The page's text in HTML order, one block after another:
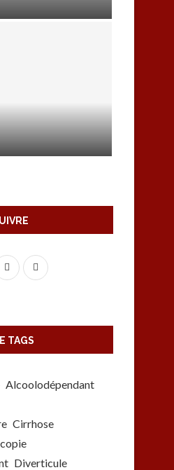
TAGS
Alcoolodépendant
Cirrhose
Diverticule